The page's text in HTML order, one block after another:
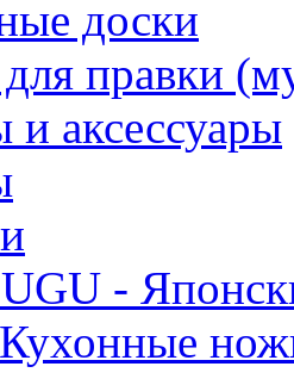
доски
правки
и аксессуары
-